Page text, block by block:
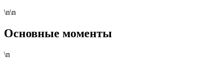
\n\n
Основные моменты
\n